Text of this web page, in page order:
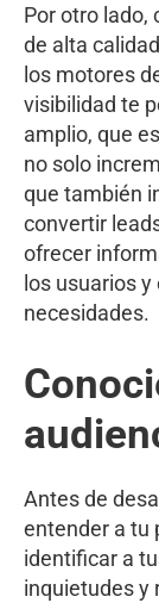
Por otro lado,
de alta
los motores
visibilidad te
amplio, que
no solo
que también
convertir
ofrecer
los usuarios
necesidades.
Antes de
entender a tu
identificar a
inquietudes y